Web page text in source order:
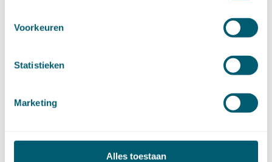
Voorkeuren
Statistieken
Marketing
Alles toestaan
►
2021 (123)
oktober (13)
juli (4)
mei (6)